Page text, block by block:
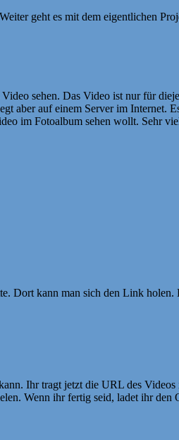
geht es mit dem eigentlichen
sehen. Das Video ist nur für
aber auf einem Server im Internet.
im Fotoalbum sehen wollt. Sehr
Dort kann man sich den Link
Ihr tragt jetzt die URL des Videos
Wenn ihr fertig seid, ladet ihr den